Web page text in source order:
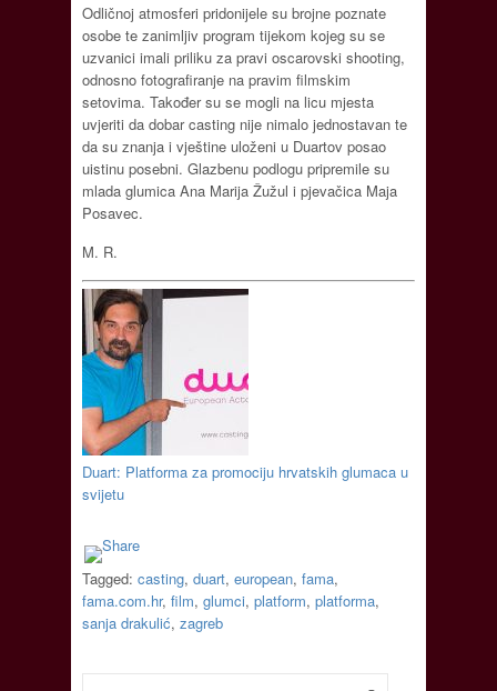
Odličnoj atmosferi pridonijele su brojne poznate
osobe te zanimljiv program tijekom kojeg su se
uzvanici imali priliku za pravi oscarovski shooting,
odnosno fotografiranje na pravim filmskim
setovima. Također su se mogli na licu mjesta
uvjeriti da dobar casting nije nimalo jednostavan te
da su znanja i vještine uloženi u Duartov posao
uistinu posebni. Glazbenu podlogu pripremile su
mlada glumica Ana Marija Žužul i pjevačica Maja
Posavec.
M. R.
Duart: Platforma za promociju hrvatskih glumaca u
svijetu
Tagged: casting, duart, european, fama,
fama.com.hr, film, glumci, platform, platforma,
sanja drakulić, zagreb